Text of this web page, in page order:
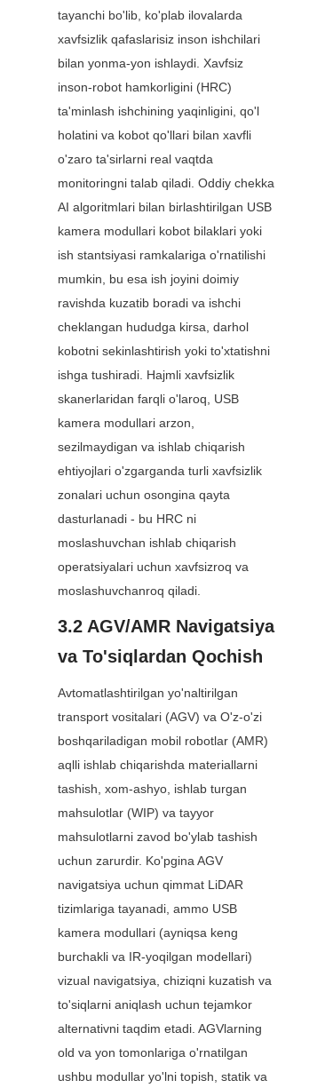
tayanchi bo'lib, ko'plab ilovalarda
xavfsizlik qafaslarisiz inson ishchilari
bilan yonma-yon ishlaydi. Xavfsiz
inson-robot hamkorligini (HRC)
ta'minlash ishchining yaqinligini, qo'l
holatini va kobot qo'llari bilan xavfli
o'zaro ta'sirlarni real vaqtda
monitoringni talab qiladi. Oddiy chekka
AI algoritmlari bilan birlashtirilgan USB
kamera modullari kobot bilaklari yoki
ish stantsiyasi ramkalariga o'rnatilishi
mumkin, bu esa ish joyini doimiy
ravishda kuzatib boradi va ishchi
cheklangan hududga kirsa, darhol
kobotni sekinlashtirish yoki to'xtatishni
ishga tushiradi. Hajmli xavfsizlik
skanerlaridan farqli o'laroq, USB
kamera modullari arzon,
sezilmaydigan va ishlab chiqarish
ehtiyojlari o'zgarganda turli xavfsizlik
zonalari uchun osongina qayta
dasturlanadi - bu HRC ni
moslashuvchan ishlab chiqarish
operatsiyalari uchun xavfsizroq va
moslashuvchanroq qiladi.
3.2 AGV/AMR Navigatsiya
va To'siqlardan Qochish
Avtomatlashtirilgan yo'naltirilgan
transport vositalari (AGV) va O'z-o'zi
boshqariladigan mobil robotlar (AMR)
aqlli ishlab chiqarishda materiallarni
tashish, xom-ashyo, ishlab turgan
mahsulotlar (WIP) va tayyor
mahsulotlarni zavod bo'ylab tashish
uchun zarurdir. Ko'pgina AGV
navigatsiya uchun qimmat LiDAR
tizimlariga tayanadi, ammo USB
kamera modullari (ayniqsa keng
burchakli va IR-yoqilgan modellari)
vizual navigatsiya, chiziqni kuzatish va
to'siqlarni aniqlash uchun tejamkor
alternativni taqdim etadi. AGVlarning
old va yon tomonlariga o'rnatilgan
ushbu modullar yo'lni topish, statik va